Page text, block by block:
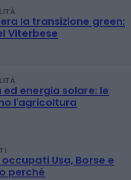
la transizione green:
Viterbese
energia solare: le
l'agricoltura
Usa, Borse e
perché